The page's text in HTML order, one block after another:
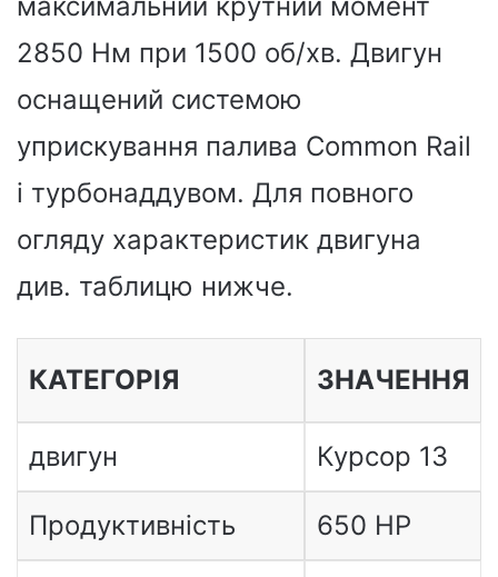
2850 Нм при 1500 об/хв. Двигун
оснащений системою
уприскування палива Common Rail
і турбонаддувом. Для повного
огляду характеристик двигуна
див. таблицю нижче.
КАТЕГОРІЯ ЗНАЧЕННЯ
двигун Курсор 13
Продуктивність 650 HP